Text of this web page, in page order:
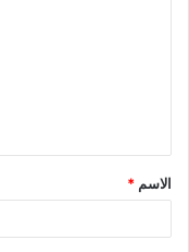
الاسم *